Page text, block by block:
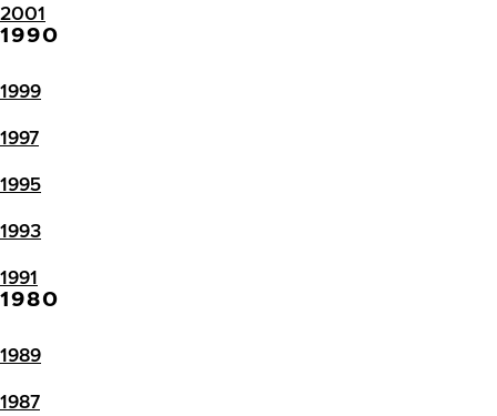
2001
1990
1999
1997
1995
1993
1991
1980
1989
1987